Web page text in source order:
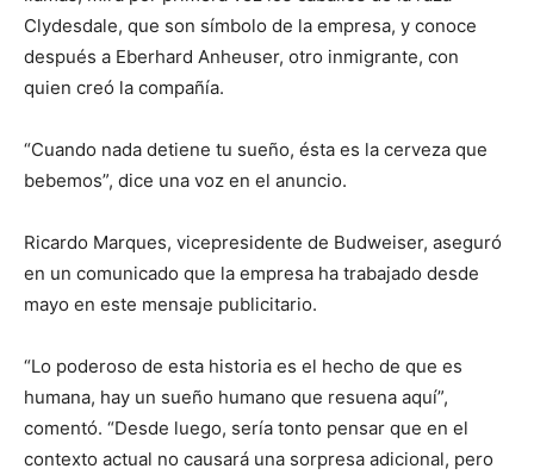
Clydesdale, que son símbolo de la empresa, y conoce
después a Eberhard Anheuser, otro inmigrante, con
quien creó la compañía.
“Cuando nada detiene tu sueño, ésta es la cerveza que
bebemos”, dice una voz en el anuncio.
Ricardo Marques, vicepresidente de Budweiser, aseguró
en un comunicado que la empresa ha trabajado desde
mayo en este mensaje publicitario.
“Lo poderoso de esta historia es el hecho de que es
humana, hay un sueño humano que resuena aquí”,
comentó. “Desde luego, sería tonto pensar que en el
contexto actual no causará una sorpresa adicional, pero